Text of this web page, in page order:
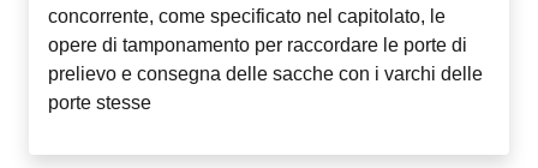
concorrente, come specificato nel capitolato, le
opere di tamponamento per raccordare le porte di
prelievo e consegna delle sacche con i varchi delle
porte stesse